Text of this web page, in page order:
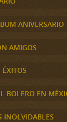
ANIVERSARIO
AMIGOS
BOLERO EN
INOLVIDABLES